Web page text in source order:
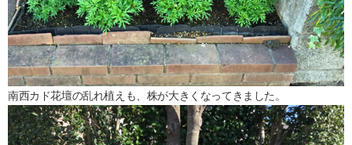
南西カド花壇の乱れ植えも、株が大きくなってきました。